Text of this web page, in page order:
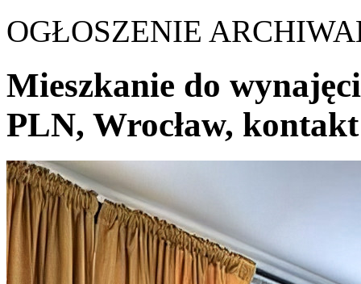
OGŁOSZENIE
Mieszkanie do
PLN, Wrocław,